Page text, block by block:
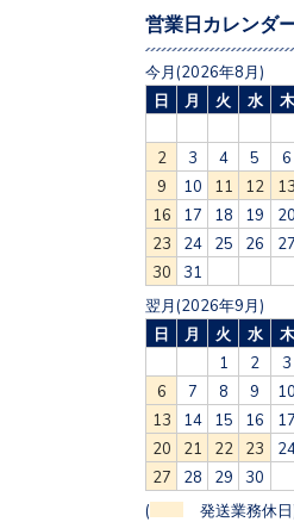
営業日カレンダ
今月(2026年8月)
日
月 火 水 木
2
3 4 5 6
9
10 11 12 13
16
17 18 19 20
23
24 25 26 27
30
31
翌月(2026年9月)
日
月 火 水 木
1
2 3
6
7 8 9 10
13
14 15 16 17
20
21 22 23
27
28 29 30
( 発送業務休日